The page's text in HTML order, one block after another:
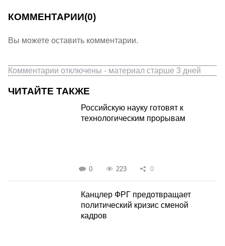
КОММЕНТАРИИ(0)
Вы можете оставить комментарии.
Комментарии отключены - материал старше 3 дней
ЧИТАЙТЕ ТАКЖЕ
Российскую науку готовят к
технологическим прорывам
0 223 0
Канцлер ФРГ предотвращает
политический кризис сменой
кадров